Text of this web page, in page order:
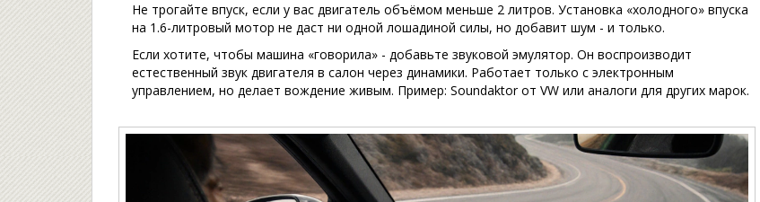
Не трогайте впуск, если у вас двигатель объёмом меньше 2 литров. Установка «холодного» впуска
на 1.6-литровый мотор не даст ни одной лошадиной силы, но добавит шум - и только.
Если хотите, чтобы машина «говорила» - добавьте звуковой эмулятор. Он воспроизводит
естественный звук двигателя в салон через динамики. Работает только с электронным
управлением, но делает вождение живым. Пример: Soundaktor от VW или аналоги для других марок.